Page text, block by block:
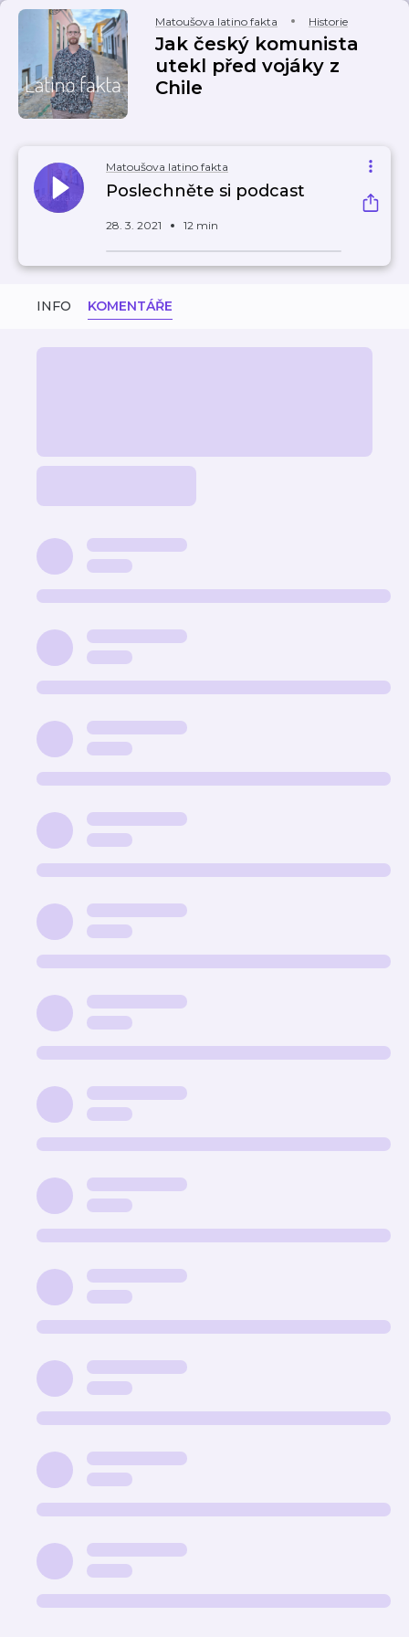
Matoušova latino fakta Historie
Jak český komunista
utekl před vojáky z
Chile
Matoušova latino fakta
Poslechněte si podcast
28. 3. 2021 12 min
INFO KOMENTÁŘE